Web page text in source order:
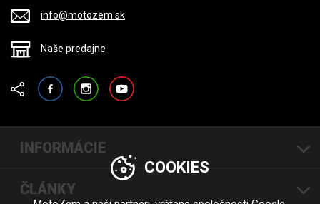
info@motozem.sk
Naše predajne
FacebookInstagramYouTube
INFORMÁCIE
ČLÁNKY
COOKIES